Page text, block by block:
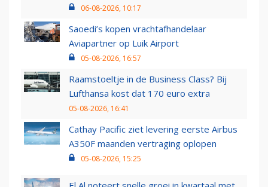
06-08-2026, 10:17
Saoedi’s kopen vrachtafhandelaar
Aviapartner op Luik Airport
05-08-2026, 16:57
Raamstoeltje in de Business Class? Bij
Lufthansa kost dat 170 euro extra
05-08-2026, 16:41
Cathay Pacific ziet levering eerste Airbus
A350F maanden vertraging oplopen
05-08-2026, 15:25